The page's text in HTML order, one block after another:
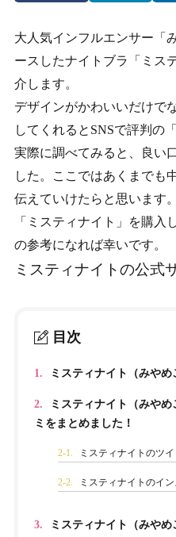
大人気インフルエンサー「
ースしたナイトブラ「ミス
介します。
デザインがかわいいだけで
してくれるとSNSで評判の「
実際に調べてみると、良い
した。ここではあくまでも
伝えていけたらと思います。
「ミスティナイト」を購入
の参考になれば幸いです。
ミスティナイトの公式
目次
1. ミスティナイト（みや
2.
ミスティナイト（みや
ミをまとめました！
2-1. ミスティナイトのツ
2-2. ミスティナイトのイ
3.
ミスティナイト（みや